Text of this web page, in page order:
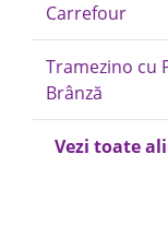
Carrefour
Tramezino cu
Brânză
Vezi toate